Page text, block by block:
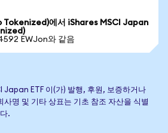
에서 iShares MSCI Japan
EWJon와 같음
Japan ETF 이(가) 발행, 후원, 보증하거나
사명 및 기타 상표는 기초 참조 자산을 식별
.